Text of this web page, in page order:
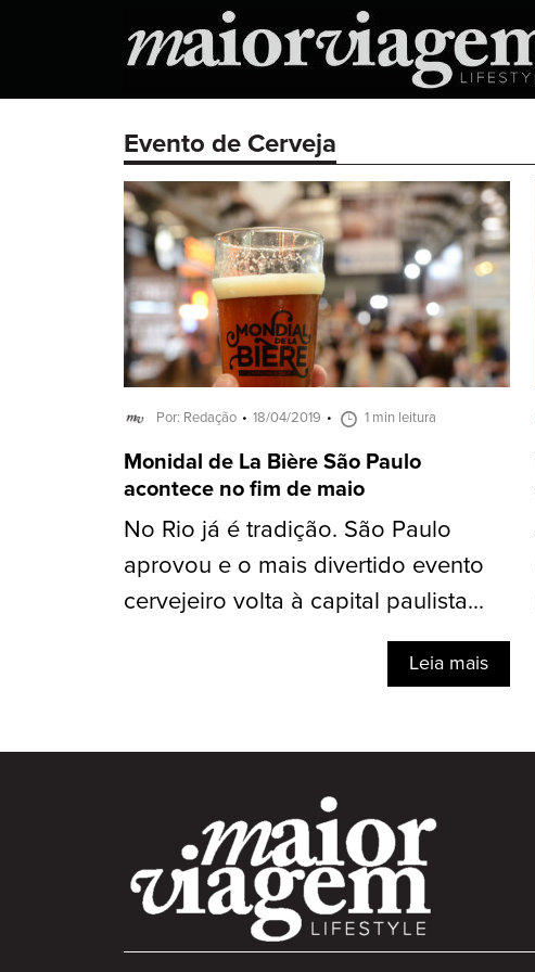
Evento de Cerveja
Por: Redação 18/04/2019 1 min leitura
Monidal de La Bière São Paulo
acontece no fim de maio
No Rio já é tradição. São Paulo
aprovou e o mais divertido evento
cervejeiro volta à capital paulista...
Leia mais